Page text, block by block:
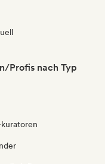
Profis nach Typ